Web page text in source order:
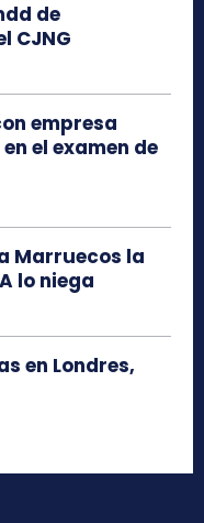
de
CJNG
empresa
el examen de
Marruecos la
lo niega
en Londres,